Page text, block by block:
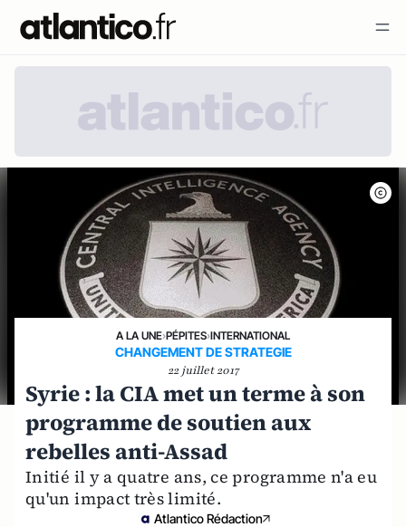
A LA UNE›PÉPITES›INTERNATIONAL
CHANGEMENT DE STRATEGIE
22 juillet 2017
Syrie : la CIA met un terme à son
programme de soutien aux
rebelles anti-Assad
Initié il y a quatre ans, ce programme n'a eu
qu'un impact très limité.
Atlantico Rédaction